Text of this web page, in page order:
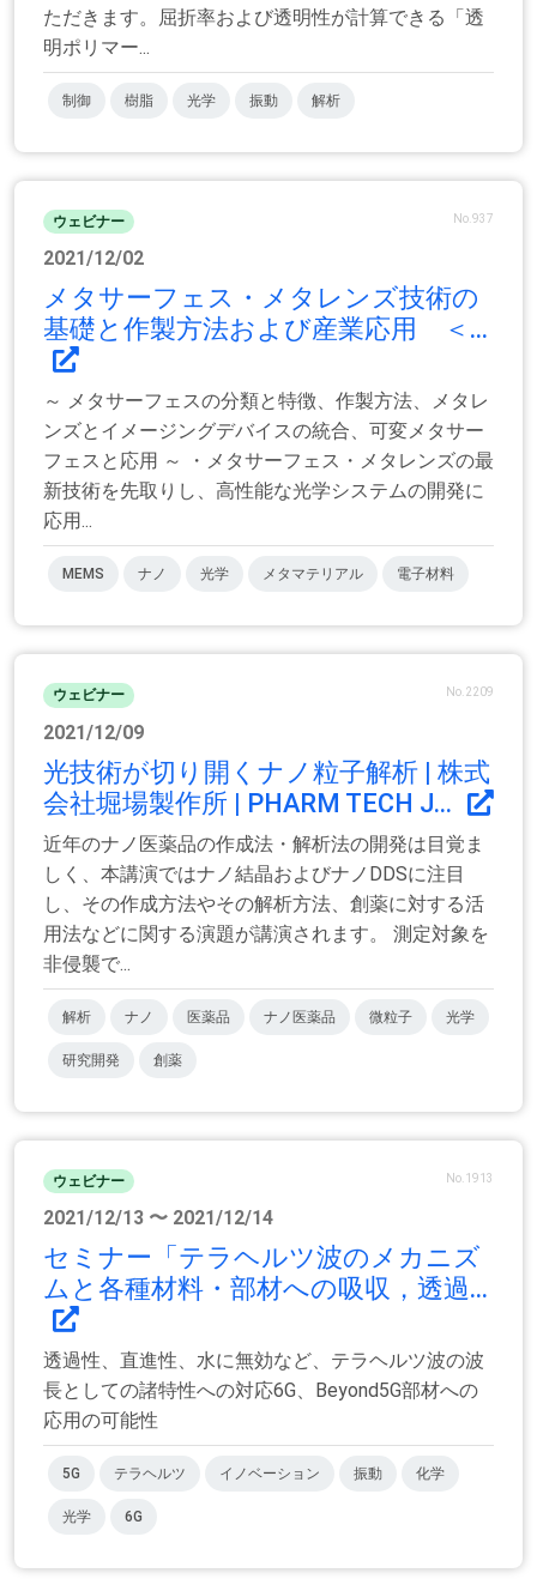
ただきます。屈折率および透明性が計算できる「透
明ポリマー...
制御 樹脂 光学 振動 解析
ウェビナー No.937
2021/12/02
メタサーフェス・メタレンズ技術の
基礎と作製方法および産業応用 ＜...
～ メタサーフェスの分類と特徴、作製方法、メタレ
ンズとイメージングデバイスの統合、可変メタサー
フェスと応用 ～ ・メタサーフェス・メタレンズの最
新技術を先取りし、高性能な光学システムの開発に
応用...
MEMS ナノ 光学 メタマテリアル 電子材料
ウェビナー No.2209
2021/12/09
光技術が切り開くナノ粒子解析 | 株式
会社堀場製作所 | PHARM TECH J...
近年のナノ医薬品の作成法・解析法の開発は目覚ま
しく、本講演ではナノ結晶およびナノDDSに注目
し、その作成方法やその解析方法、創薬に対する活
用法などに関する演題が講演されます。 測定対象を
非侵襲で...
解析 ナノ 医薬品 ナノ医薬品 微粒子 光学
研究開発 創薬
ウェビナー No.1913
2021/12/13 〜 2021/12/14
セミナー「テラヘルツ波のメカニズ
ムと各種材料・部材への吸収，透過...
透過性、直進性、水に無効など、テラヘルツ波の波
長としての諸特性への対応6G、Beyond5G部材への
応用の可能性
5G テラヘルツ イノベーション 振動 化学
光学 6G